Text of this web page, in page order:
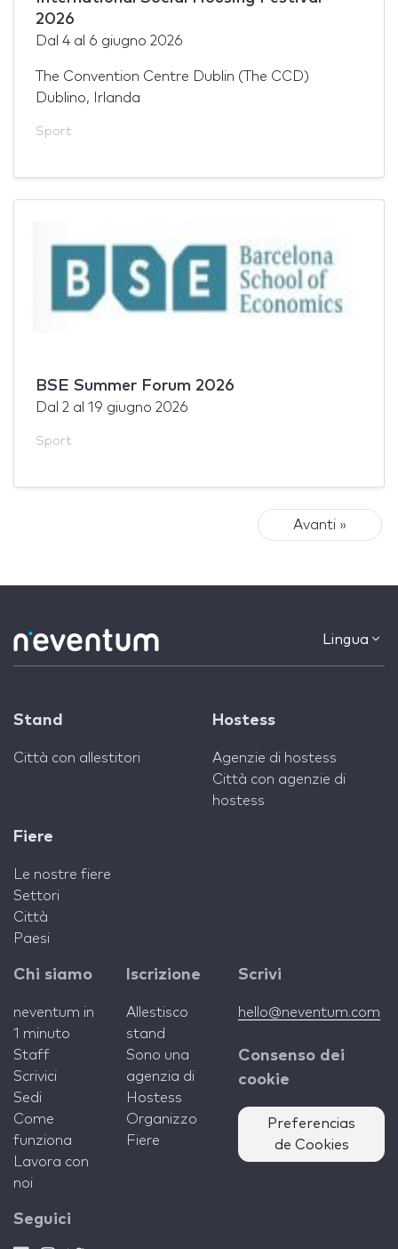
2026
Dal 4 al 6 giugno 2026
The Convention Centre Dublin (The CCD)
Dublino, Irlanda
Sport
BSE Summer Forum 2026
Dal 2 al 19 giugno 2026
Sport
Avanti »
Lingua
Stand
Città con allestitori
Hostess
Agenzie di hostess
Città con agenzie di
hostess
Fiere
Le nostre fiere
Settori
Città
Paesi
Chi siamo
neventum in
1 minuto
Staff
Scrivici
Sedi
Come
funziona
Lavora con
noi
Iscrizione
Allestisco
stand
Sono una
agenzia di
Hostess
Organizzo
Fiere
Scrivi
hello@neventum.com
Consenso dei
cookie
Preferencias
de Cookies
Seguici